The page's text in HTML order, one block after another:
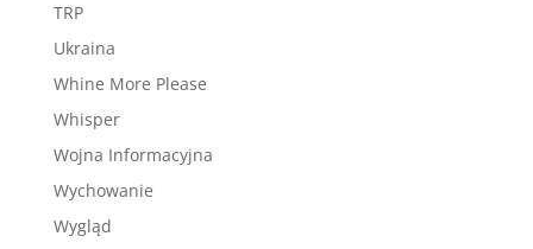
TRP
Ukraina
Whine More Please
Whisper
Wojna Informacyjna
Wychowanie
Wygląd